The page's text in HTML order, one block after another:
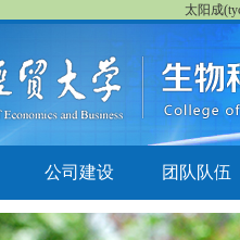
太阳成
公司建设 团队队伍